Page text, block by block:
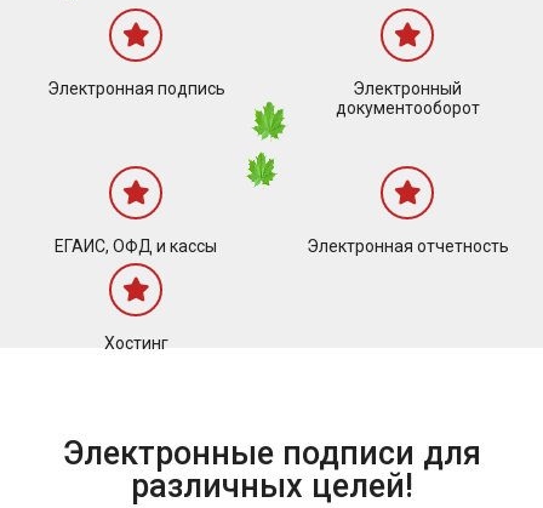
Электронная подпись
Электронный
документооборот
ЕГАИС, ОФД и кассы Электронная отчетность
Хостинг
Электронные подписи для
различных целей!